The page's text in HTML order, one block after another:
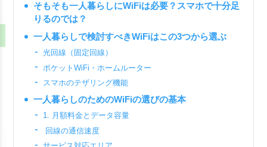
そもそも一人暮らしにWiFiは必要？スマホで十分足
りるのでは？
一人暮らしで検討すべきWiFiはこの3つから選ぶ
光回線（固定回線）
ポケットWiFi・ホームルーター
スマホのテザリング機能
一人暮らしのためのWiFiの選びの基本
1. 月額料金とデータ容量
回線の通信速度